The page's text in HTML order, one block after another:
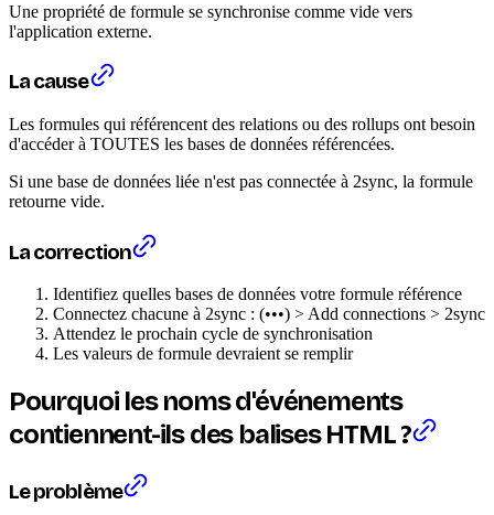
Une propriété de formule se synchronise comme vide vers
l'application externe.
La cause
Les formules qui référencent des relations ou des rollups ont besoin
d'accéder à TOUTES les bases de données référencées.
Si une base de données liée n'est pas connectée à 2sync, la formule
retourne vide.
La correction
Identifiez quelles bases de données votre formule référence
Connectez chacune à 2sync : (•••) > Add connections > 2sync
Attendez le prochain cycle de synchronisation
Les valeurs de formule devraient se remplir
Pourquoi les noms d'événements
contiennent-ils des balises HTML ?
Le problème